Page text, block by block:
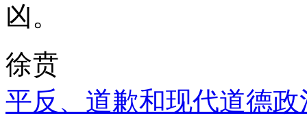
凶。
徐贲
平反、道歉和现代道德政